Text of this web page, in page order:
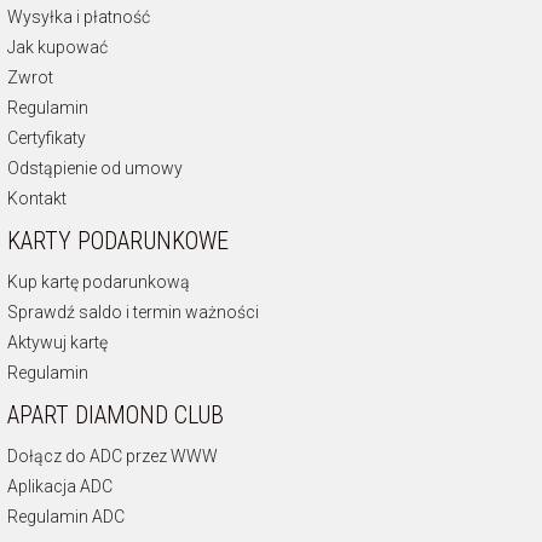
Wysyłka i płatność
Jak kupować
Zwrot
Regulamin
Certyfikaty
Odstąpienie od umowy
Kontakt
KARTY PODARUNKOWE
Kup kartę podarunkową
Sprawdź saldo i termin ważności
Aktywuj kartę
Regulamin
APART DIAMOND CLUB
Dołącz do ADC przez WWW
Aplikacja ADC
Regulamin ADC